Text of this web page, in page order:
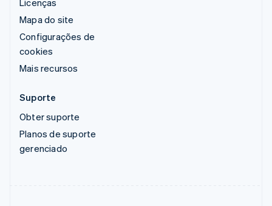
Mapa do site
Configurações de
cookies
Mais recursos
Suporte
Obter suporte
Planos de suporte
gerenciado